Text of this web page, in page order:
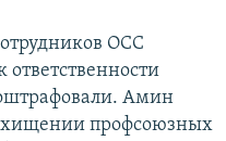
ОСС
Амин
хищении профсоюзных